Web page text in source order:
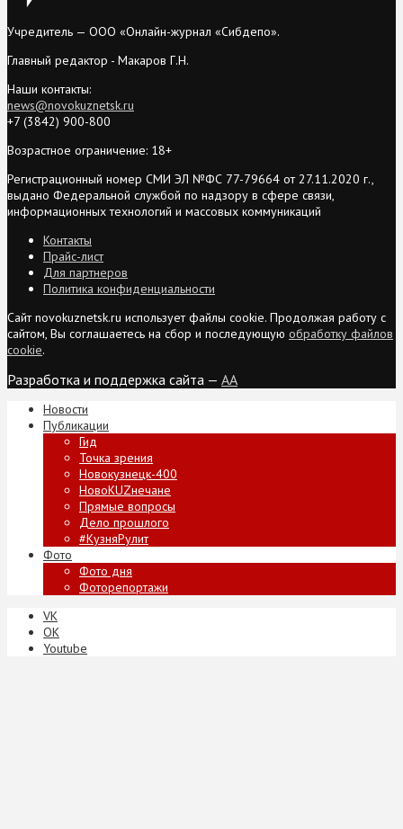
Учредитель — ООО «Онлайн-журнал «Сибдепо».
Главный редактор - Макаров Г.Н.
Наши контакты:
news@novokuznetsk.ru
+7 (3842) 900-800
Возрастное ограничение: 18+
Регистрационный номер СМИ ЭЛ №ФС 77-79664 от 27.11.2020 г.,
выдано Федеральной службой по надзору в сфере связи,
информационных технологий и массовых коммуникаций
Контакты
Прайс-лист
Для партнеров
Политика конфиденциальности
Сайт novokuznetsk.ru использует файлы cookie. Продолжая работу с
сайтом, Вы соглашаетесь на сбор и последующую обработку файлов
cookie.
Разработка и поддержка сайта — AA
Новости
Публикации
Гид
Точка зрения
Новокузнецк-400
НовоKUZнечане
Прямые вопросы
Дело прошлого
#КузняРулит
Фото
Фото дня
Фоторепортажи
VK
ОК
Youtube